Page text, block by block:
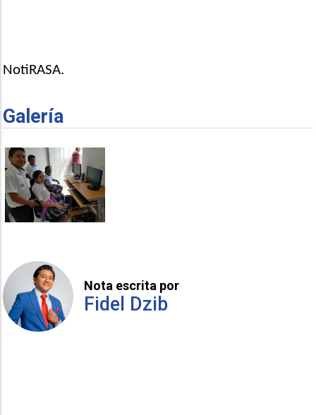
NotiRASA.
Galería
Nota escrita por
Fidel Dzib